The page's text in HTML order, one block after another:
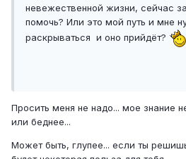
невежественной жизни, сейчас
помочь? Или это мой путь и мне
раскрываться и оно прийдёт?
Просить меня не надо... мое знание
или беднее...
Может быть, глупее... если ты